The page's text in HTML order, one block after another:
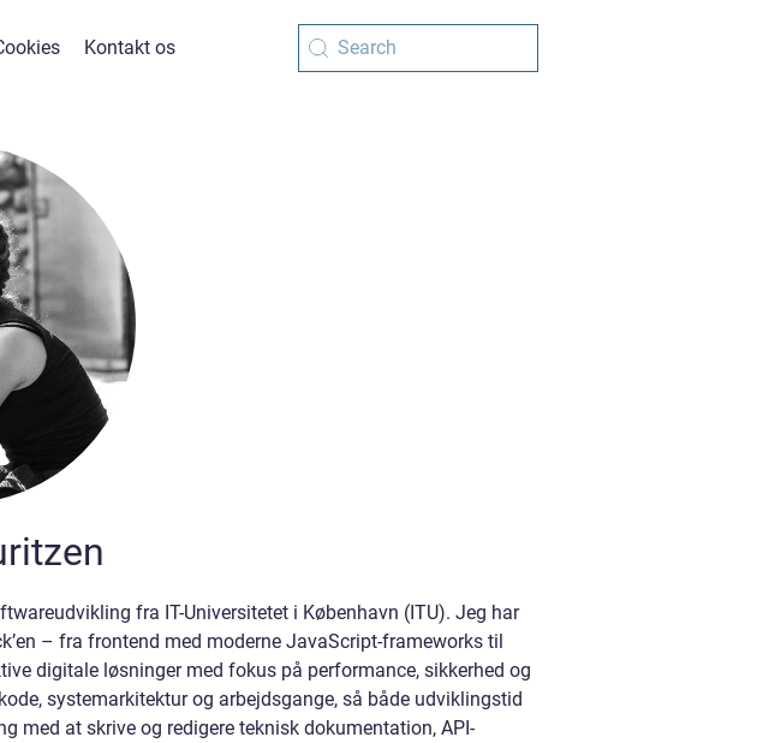
Kontakt os
fra IT-Universitetet i København (ITU). Jeg har
– fra frontend med moderne JavaScript-frameworks til
digitale løsninger med fokus på performance, sikkerhed og
systemarkitektur og arbejdsgange, så både udviklingstid
med at skrive og redigere teknisk dokumentation, API-